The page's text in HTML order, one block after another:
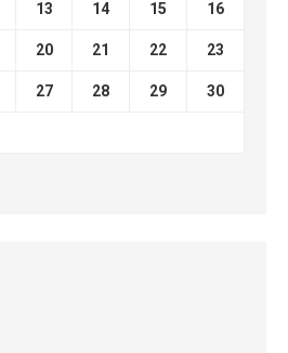
13 14 15 16
20 21 22 23
27 28 29 30